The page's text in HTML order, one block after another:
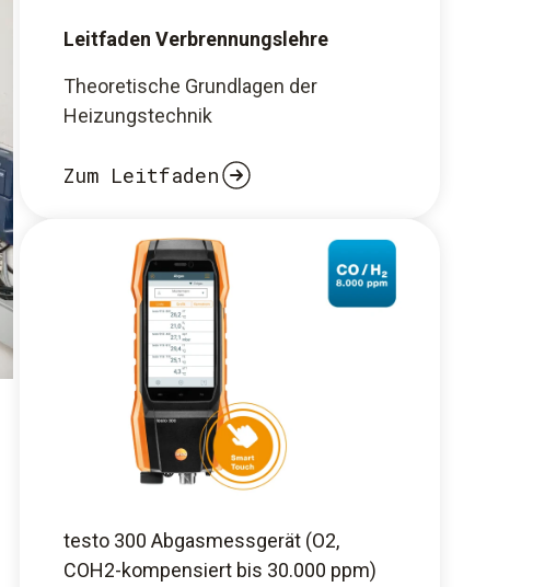
Leitfaden Verbrennungslehre
Theoretische Grundlagen der
Heizungstechnik
Zum Leitfaden
testo 300 Abgasmessgerät (O2,
COH2-kompensiert bis 30.000 ppm)